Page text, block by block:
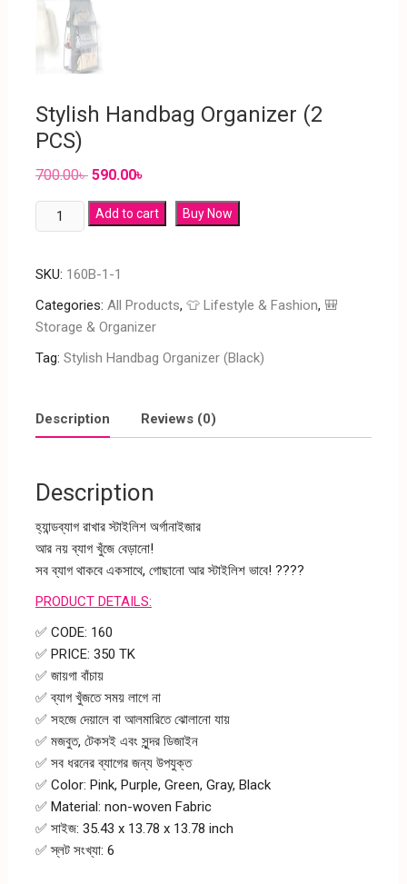
Stylish Handbag Organizer (2
PCS)
700.00৳ 590.00৳
Add to cart Buy Now
SKU: 160B-1-1
Categories: All Products, 👕 Lifestyle & Fashion, 🎒
Storage & Organizer
Tag: Stylish Handbag Organizer (Black)
Description Reviews (0)
Description
হ্যান্ডব্যাগ রাখার স্টাইলিশ অর্গানাইজার
আর নয় ব্যাগ খুঁজে বেড়ানো!
সব ব্যাগ থাকবে একসাথে, গোছানো আর স্টাইলিশ ভাবে! ????
PRODUCT DETAILS:
✅ CODE: 160
✅ PRICE: 350 TK
✅ জায়গা বাঁচায়
✅ ব্যাগ খুঁজতে সময় লাগে না
✅ সহজে দেয়ালে বা আলমারিতে ঝোলানো যায়
✅ মজবুত, টেকসই এবং সুন্দর ডিজাইন
✅ সব ধরনের ব্যাগের জন্য উপযুক্ত
✅ Color: Pink, Purple, Green, Gray, Black
✅ Material: non-woven Fabric
✅ সাইজ: 35.43 x 13.78 x 13.78 inch
✅ স্লট সংখ্যা: 6